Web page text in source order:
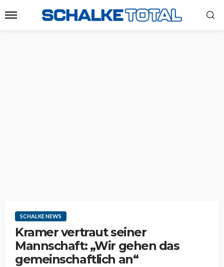
SCHALKE NEWS
Kramer vertraut seiner
Mannschaft: „Wir gehen das
gemeinschaftlich an“